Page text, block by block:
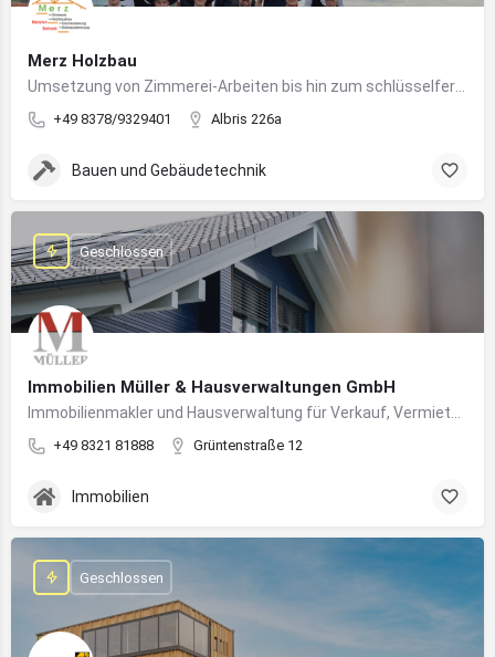
Merz Holzbau
+49 8378/9329401 Albris 226a
Bauen und Gebäudetechnik
Immobilien Müller & Hausverwaltungen GmbH
+49 8321 81888 Grüntenstraße 12
Geschlossen
Immobilien
Geschlossen